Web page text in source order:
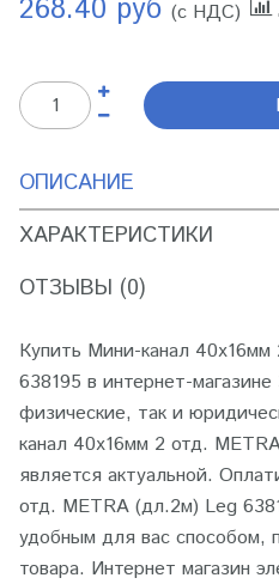
268.40 руб (с НДС)
ОПИСАНИЕ
ХАРАКТЕРИСТИКИ
ОТЗЫВЫ (0)
Купить Мини-канал
638195 в интернет-
физические, так и
канал 40х16мм 2 отд.
является актуальной.
отд. METRA (дл.2м) Leg
удобным для вас способом,
товара. Интернет магазин